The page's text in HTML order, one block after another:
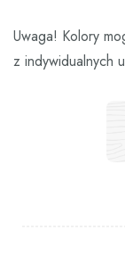
Uwaga! Kolory
z indywidualnych